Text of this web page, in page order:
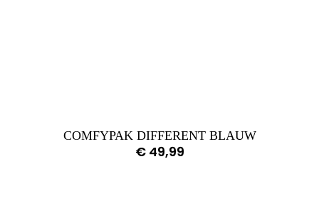
COMFYPAK DIFFERENT BLAUW
€49,99